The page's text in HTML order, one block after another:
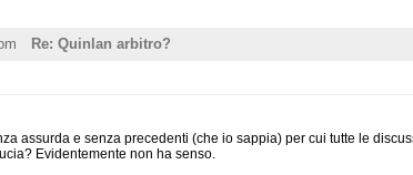
Re: Quinlan arbitro?
assurda e senza precedenti (che io sappia) per cui tutte le
Evidentemente non ha senso.